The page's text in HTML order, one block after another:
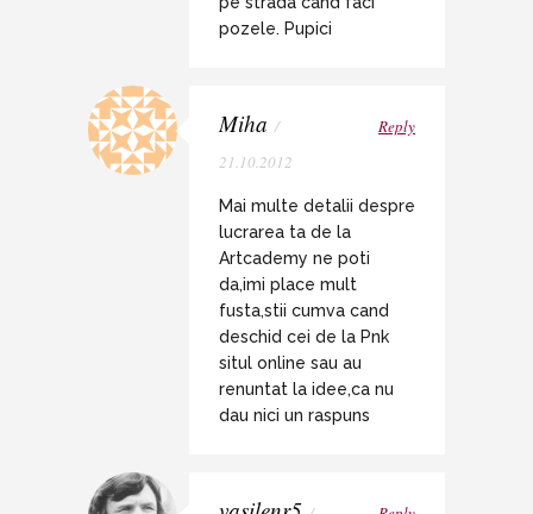
pozele. Pupici
Miha /
21.10.2012
Reply
Mai multe detalii despre
lucrarea ta de la
Artcademy ne poti
da,imi place mult
fusta,stii cumva cand
deschid cei de la Pnk
situl online sau au
renuntat la idee,ca nu
dau nici un raspuns